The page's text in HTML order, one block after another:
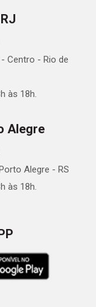
Centro - Rio de
às 18h.
Alegre
Alegre - RS
às 18h.